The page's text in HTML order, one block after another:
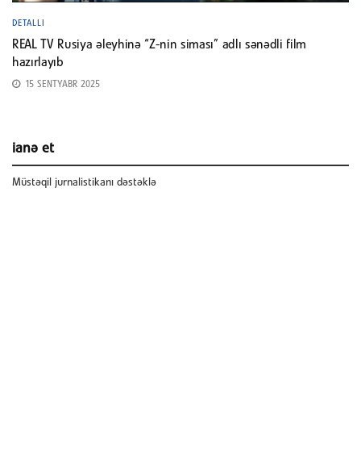
DETALLI
REAL TV Rusiya əleyhinə “Z-nin siması” adlı sənədli film
hazırlayıb
15 SENTYABR 2025
ianə et
Müstəqil jurnalistikanı dəstəklə